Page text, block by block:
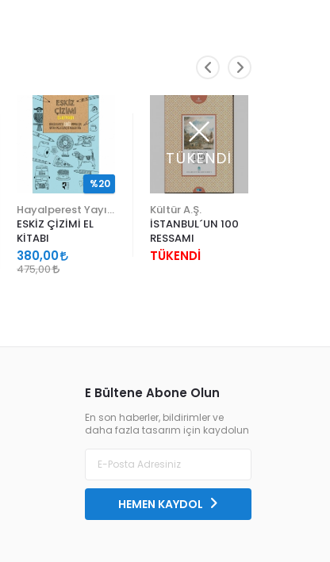
ESKİZ ÇİZİMİ EL
KİTABI
380,00
475,00
%20
TÜKENDİ
Kültür A.Ş.
İSTANBUL´UN 100
RESSAMI
TÜKENDİ
E Bültene Abone Olun
En son haberler, bildirimler ve
daha fazla tasarım için kaydolun
HEMEN KAYDOL